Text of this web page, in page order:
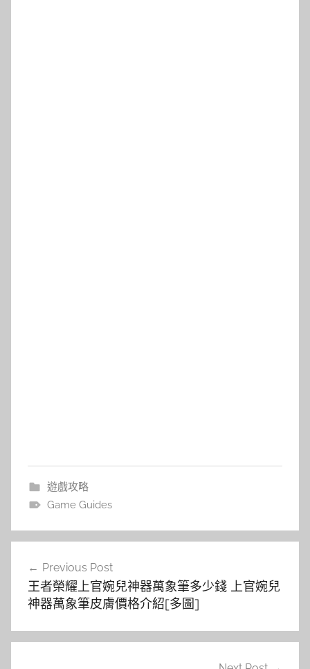
遊戲攻略
Game Guides
導
覽
Previous Post
王者榮耀上官婉兒神器萬象筆多少錢 上官婉兒
神器萬象筆皮膚價格介紹[多圖]